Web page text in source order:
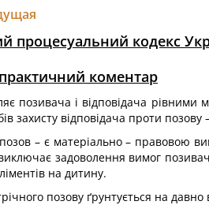
процесуальний кодекс
коментар
позивача і відповідача
захисту відповідача проти позову
– є матеріально – правовою
задоволення вимог
на дитину.
позову ґрунтується на